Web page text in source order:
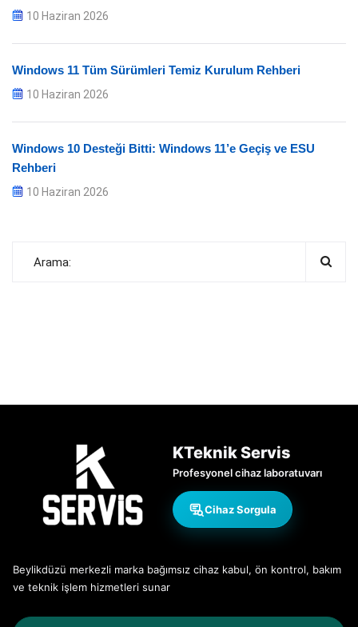
10 Haziran 2026
Windows 11 Tüm Sürümleri Temiz Kurulum Rehberi
10 Haziran 2026
Windows 10 Desteği Bitti: Windows 11’e Geçiş ve ESU
Rehberi
10 Haziran 2026
KTeknik Servis
Profesyonel cihaz laboratuvarı
Cihaz Sorgula
Beylikdüzü merkezli marka bağımsız cihaz kabul, ön kontrol, bakım
ve teknik işlem hizmetleri sunar